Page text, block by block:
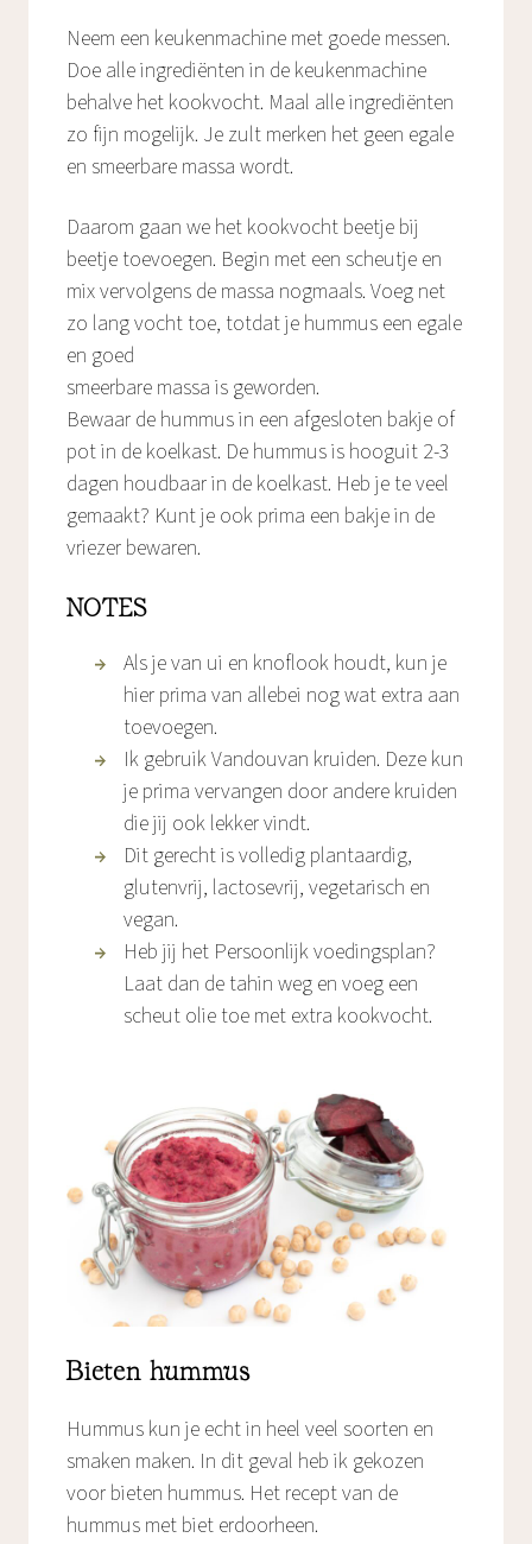
Neem een keukenmachine met goede messen.
Doe alle ingrediënten in de keukenmachine
behalve het kookvocht. Maal alle ingrediënten
zo fijn mogelijk. Je zult merken het geen egale
en smeerbare massa wordt.
Daarom gaan we het kookvocht beetje bij
beetje toevoegen. Begin met een scheutje en
mix vervolgens de massa nogmaals. Voeg net
zo lang vocht toe, totdat je hummus een egale
en goed
smeerbare massa is geworden.
Bewaar de hummus in een afgesloten bakje of
pot in de koelkast. De hummus is hooguit 2-3
dagen houdbaar in de koelkast. Heb je te veel
gemaakt? Kunt je ook prima een bakje in de
vriezer bewaren.
NOTES
Als je van ui en knoflook houdt, kun je
hier prima van allebei nog wat extra aan
toevoegen.
Ik gebruik Vandouvan kruiden. Deze kun
je prima vervangen door andere kruiden
die jij ook lekker vindt.
Dit gerecht is volledig plantaardig,
glutenvrij, lactosevrij, vegetarisch en
vegan.
Heb jij het Persoonlijk voedingsplan?
Laat dan de tahin weg en voeg een
scheut olie toe met extra kookvocht.
Bieten hummus
Hummus kun je echt in heel veel soorten en
smaken maken. In dit geval heb ik gekozen
voor bieten hummus. Het recept van de
hummus met biet erdoorheen.